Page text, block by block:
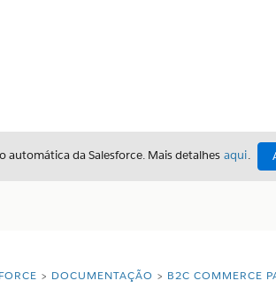
da Salesforce. Mais detalhes aqui.
DOCUMENTAÇÃO B2C COMMERCE